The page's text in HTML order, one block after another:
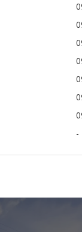
-